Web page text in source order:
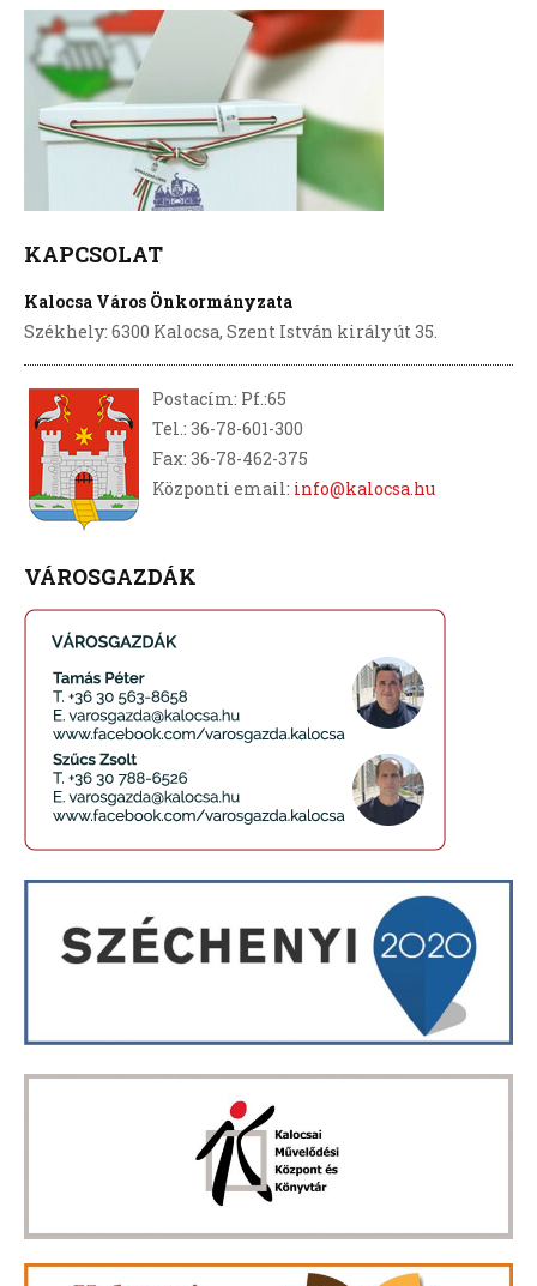
KAPCSOLAT
Kalocsa Város Önkormányzata
Székhely: 6300 Kalocsa, Szent István király út 35.
Postacím: Pf.:65
Tel.: 36-78-601-300
Fax: 36-78-462-375
Központi email: info@kalocsa.hu
VÁROSGAZDÁK